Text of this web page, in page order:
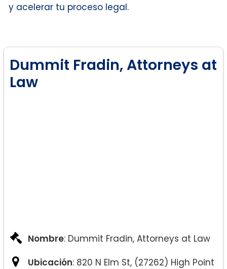
y acelerar tu proceso legal.
Dummit Fradin, Attorneys at
Law
Nombre: Dummit Fradin, Attorneys at Law
Ubicación: 820 N Elm St, (27262) High Point